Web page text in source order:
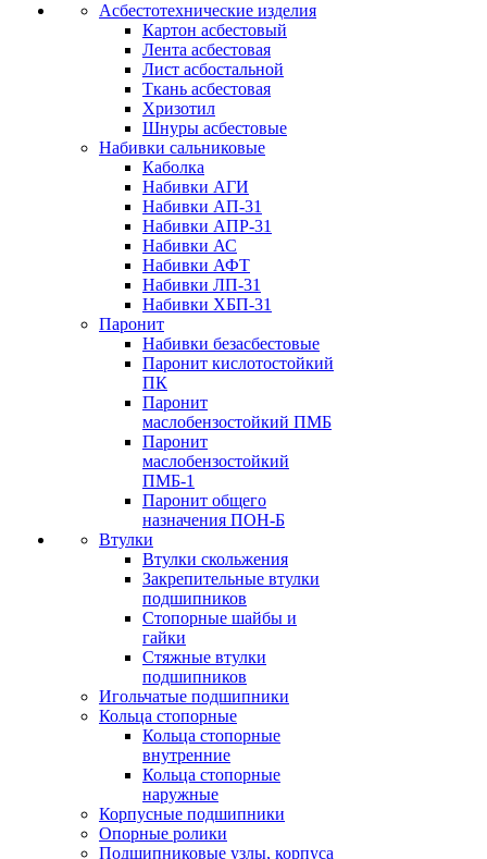
Асбестотехнические изделия
Картон асбестовый
Лента асбестовая
Лист асбостальной
Ткань асбестовая
Хризотил
Шнуры асбестовые
Набивки сальниковые
Каболка
Набивки АГИ
Набивки АП-31
Набивки АПР-31
Набивки АС
Набивки АФТ
Набивки ЛП-31
Набивки ХБП-31
Паронит
Набивки безасбестовые
Паронит кислотостойкий
ПК
Паронит
маслобензостойкий ПМБ
Паронит
маслобензостойкий
ПМБ-1
Паронит общего
назначения ПОН-Б
Втулки
Втулки скольжения
Закрепительные втулки
подшипников
Стопорные шайбы и
гайки
Стяжные втулки
подшипников
Игольчатые подшипники
Кольца стопорные
Кольца стопорные
внутренние
Кольца стопорные
наружные
Корпусные подшипники
Опорные ролики
Подшипниковые узлы, корпуса